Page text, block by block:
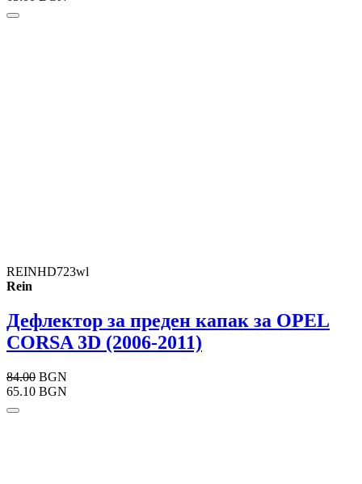
REINHD723wl
Rein
Дефлектор за преден капак за OPEL
CORSA 3D (2006-2011)
84.00 BGN
65.10 BGN